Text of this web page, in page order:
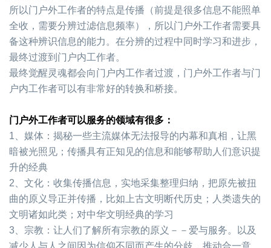
所以门户外工作者的特点是传播（前提是很多信息不能照单
全收，需要分辨过滤信息频率），所以门户外工作者需要具
备这种辨识信息的能力。在分辨的过程中同时学习和进步，
最终过渡到门户内工作者。
最终觉醒灵魂都会向门户内工作者过渡，门户外工作者与门
户内工作者可以有非常好的转换和桥接。
门户外工作者可以服务的领域有很多：
1、媒体：揭秘一些主流媒体无法报导的内幕和真相，让黑
暗被光照见；传播具有正知见的信息和能够帮助人们意识提
升的经典
2、文化：收集传播信息，实地采集整理归纳，把原先被扭
曲的原义导正并传播，比如上古文明断代历史；人类遗失的
文明诸如此类；对中华文明经典的学习
3、宗教：让人们了解所有宗教的原义－－爱与服务。以及
减少人与人之间因为信仰不同而产生的分歧，推动合一意